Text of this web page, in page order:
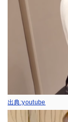
出典:youtube